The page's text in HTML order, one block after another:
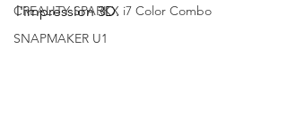
CREALITY SPARKX i7 Color Combo
SNAPMAKER U1
l'impression 3D.